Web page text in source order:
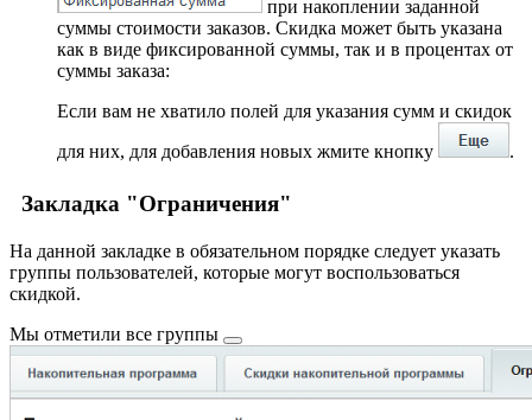
при накоплении заданной
суммы стоимости заказов. Скидка может быть указана
как в виде фиксированной суммы, так и в процентах от
суммы заказа:
Если вам не хватило полей для указания сумм и скидок
для них, для добавления новых жмите кнопку
.
Закладка "Ограничения"
На данной закладке в обязательном порядке следует указать
группы пользователей, которые могут воспользоваться
скидкой.
Мы отметили все группы